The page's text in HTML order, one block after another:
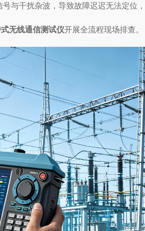
与干扰杂波，导致故障迟迟无法定位
无线通信测试仪开展全流程现场排查。